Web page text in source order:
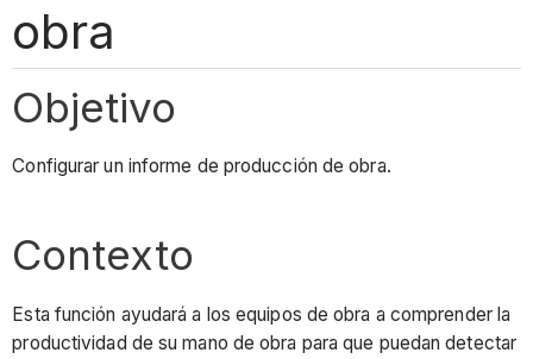
obra
Objetivo
Configurar un informe de producción de obra.
Contexto
Esta función ayudará a los equipos de obra a comprender la
productividad de su mano de obra para que puedan detectar